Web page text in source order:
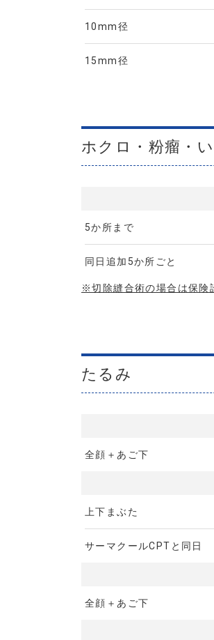
10mm径
15mm径
ホクロ・粉瘤・
5か所まで
同日追加5か所ごと
※切除縫合術の場合は保険
たるみ
全顔＋あご下
上下まぶた
サーマクールCPTと同日
全顔＋あご下